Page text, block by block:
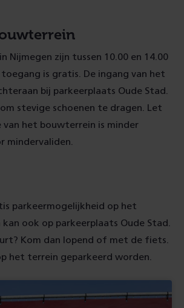
Nijmegen zijn tussen 10.00 en 14.00
toegang is gratis. De ingang van het
bij parkeerplaats Oude Stad.
stevige schoenen te dragen. Let
van het bouwterrein is minder
mindervaliden.
parkeermogelijkheid op het
ook op parkeerplaats Oude Stad.
Kom dan lopend of met de fiets.
het terrein geparkeerd worden.